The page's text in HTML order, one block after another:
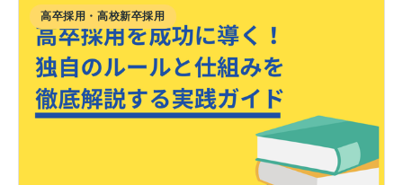
高卒採用・高校新卒採用